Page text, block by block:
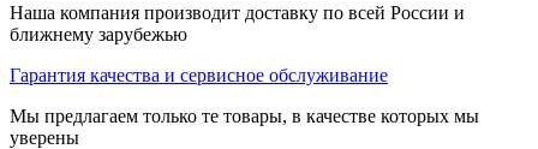
Наша компания производит доставку по всей России и
ближнему зарубежью
Гарантия качества и сервисное обслуживание
Мы предлагаем только те товары, в качестве которых мы
уверены